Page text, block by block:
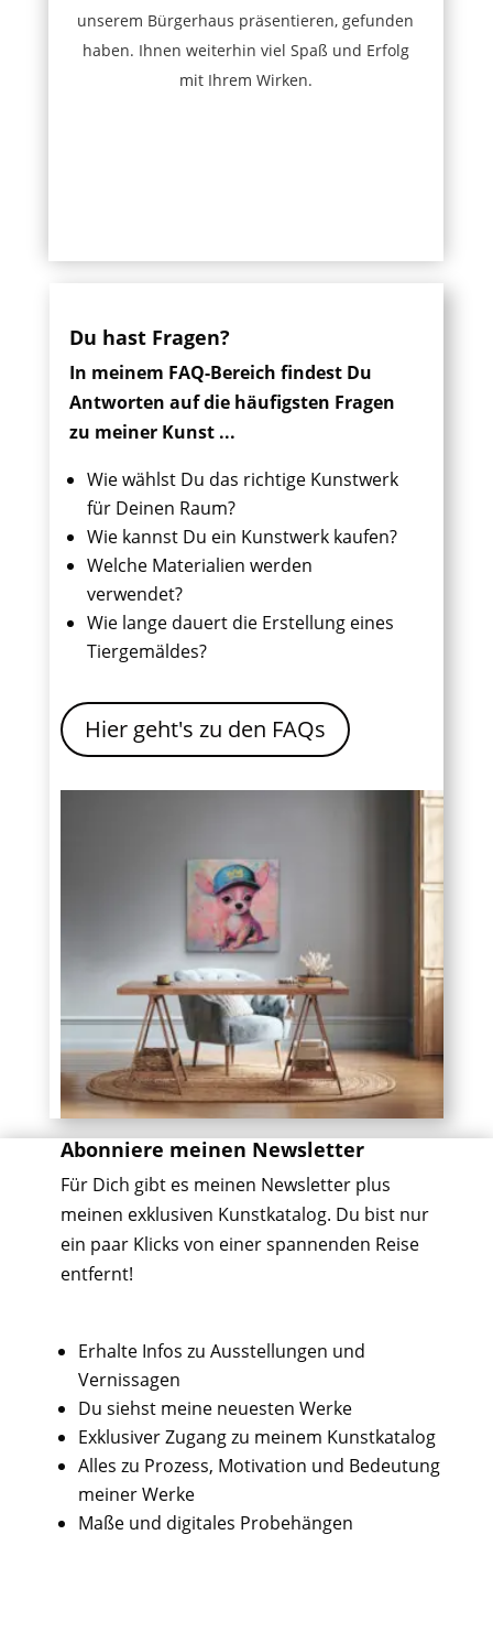
unserem Bürgerhaus präsentieren, gefunden
haben. Ihnen weiterhin viel Spaß und Erfolg
mit Ihrem Wirken.
Du hast Fragen?
In meinem FAQ-Bereich findest Du
Antworten auf die häufigsten Fragen
zu meiner Kunst ...
Wie wählst Du das richtige Kunstwerk
für Deinen Raum?
Wie kannst Du ein Kunstwerk kaufen?
Welche Materialien werden
verwendet?
Wie lange dauert die Erstellung eines
Tiergemäldes?
Hier geht's zu den FAQs
Abonniere meinen Newsletter
Für Dich gibt es meinen Newsletter plus
meinen exklusiven Kunstkatalog. Du bist nur
ein paar Klicks von einer spannenden Reise
entfernt!
Erhalte Infos zu Ausstellungen und
Vernissagen
Du siehst meine neuesten Werke
Exklusiver Zugang zu meinem Kunstkatalog
Alles zu Prozess, Motivation und Bedeutung
meiner Werke
Maße und digitales Probehängen